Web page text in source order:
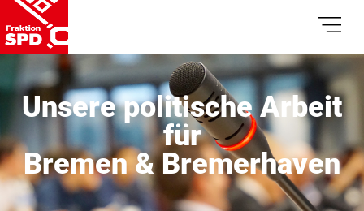
Unsere politische Arbeit
für
Bremen & Bremerhaven